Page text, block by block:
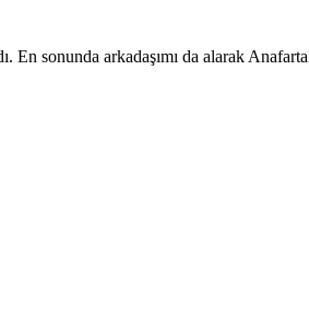
sonunda arkadaşımı da alarak